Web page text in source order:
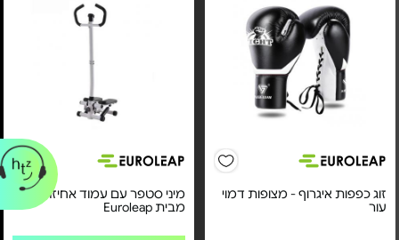
זוג כפפות איגרוף - מצופות דמוי
עור
מיני סטפר עם עמוד אחיזה -
מבית Euroleap